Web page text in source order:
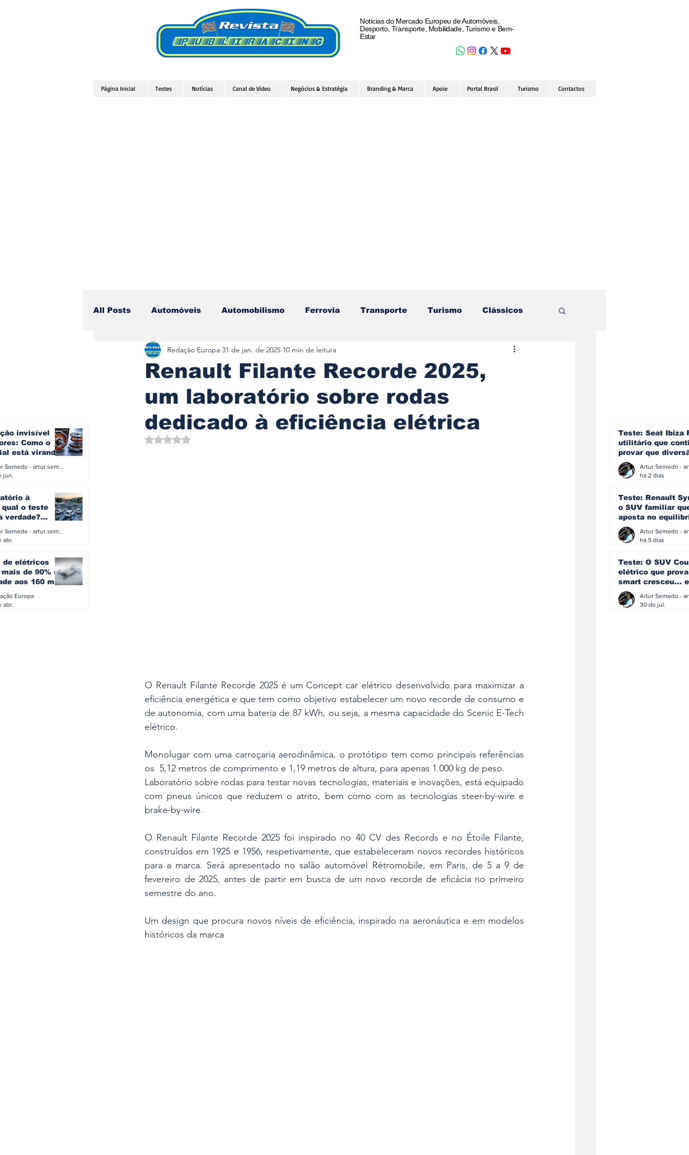
Notícias do Mercado Europeu de Automóveis,
Desporto, Transporte, Mobilidade, Turismo e Bem-
Estar
Página Inicial Testes Notícias Canal de Vídeo Negócios & Estratégia Branding & Marca Apoie Portal Brasil Turismo Contactos
invisível
Como o
está virando
Artur Semedo - artur.semedo@publiracing.pt
jun.
à
qual o teste
verdade?
Artur Semedo - artur.semedo@publiracing.pt
abr.
de elétricos
de 90% da
aos 160 mil
Europa
abr.
All Posts Automóveis Automobilismo Ferrovia Transporte Turismo Clássicos
Camiões Lazer Aviação Motos Autocarros Testes e Comparativos
Branding & Estratégia Componentes Gastronomia Videojogos/Tecnologia
Renault Filante Recorde 2025,
um laboratório sobre rodas
dedicado à eficiência elétrica
Redação Europa 31 de jan. de 2025 10 min de leitura
Avaliado com NaN de 5 estrelas.
O Renault Filante Recorde 2025 é um Concept car elétrico desenvolvido para maximizar a
eficiência energética e que tem como objetivo estabelecer um novo recorde de consumo e
de autonomia, com uma bateria de 87 kWh, ou seja, a mesma capacidade do Scenic E-Tech
elétrico.
Monolugar com uma carroçaria aerodinâmica, o protótipo tem como principais referências
os  5,12 metros de comprimento e 1,19 metros de altura, para apenas 1.000 kg de peso.
Laboratório sobre rodas para testar novas tecnologias, materiais e inovações, está equipado
com pneus únicos que reduzem o atrito, bem como com as tecnologias steer-by-wire e
brake-by-wire.
O Renault Filante Recorde 2025 foi inspirado no 40 CV des Records e no Étoile Filante,
construídos em 1925 e 1956, respetivamente, que estabeleceram novos recordes históricos
para a marca. Será apresentado no salão automóvel Rétromobile, em Paris, de 5 a 9 de
fevereiro de 2025, antes de partir em busca de um novo recorde de eficácia no primeiro
semestre do ano.
Um design que procura novos níveis de eficiência, inspirado na aeronáutica e em modelos
históricos da marca
Teste: Seat Ibiza
utilitário que
provar que
eficiência e
simplicidade
há 2 dias
Teste: Renault
o SUV familiar
aposta no
ainda acredita na
manualhá 5 dias
Teste: O SUV
elétrico que
smart cresceu... e
amadureceu
30 de jul.